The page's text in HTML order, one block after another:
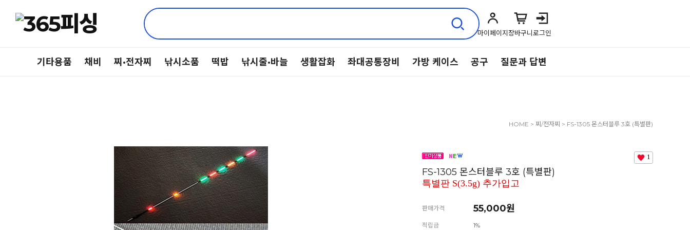
마이페이지장바구니로그인
기타용품 채비 찌·전자찌 낚시소품 떡밥 낚시줄·바늘 생활잡화 좌대공통장비 가방 케이스 공구 질문과 답변
HOME > 찌/전자찌 > FS-1305 몬스터블루 3호 (특별판)
1
FS-1305 몬스터블루 3호 (특별판)
특별판 S(3.5g) 추가입고
판매가격 55,000원
적립금 1%